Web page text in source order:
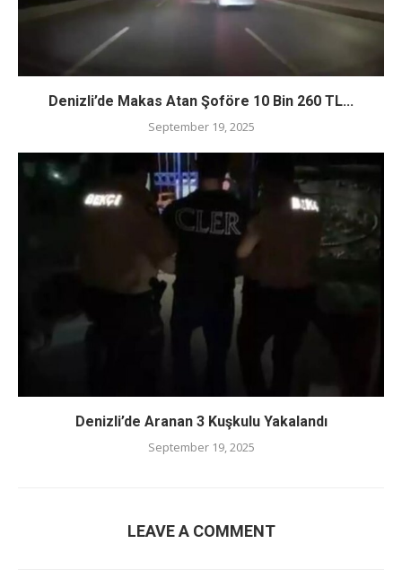
Denizli’de Makas Atan Şoföre 10 Bin 260 TL...
September 19, 2025
Denizli’de Aranan 3 Kuşkulu Yakalandı
September 19, 2025
LEAVE A COMMENT